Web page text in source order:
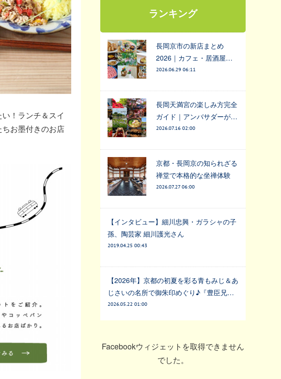
！ランチ＆スイ
お墨付きのお店
ランキング
長岡京市の新店まとめ
2026｜カフェ・居酒屋…
2026.06.29 06:11
長岡天満宮の楽しみ方完全
ガイド｜アンバサダーが…
2026.07.16 02:00
京都・長岡京の知られざる
禅堂で本格的な坐禅体験
2026.07.27 06:00
【インタビュー】細川忠興・ガラシャの子
孫、陶芸家 細川護光さん
2019.04.25 00:43
【2026年】京都の初夏を彩る青もみじ＆あ
じさいの名所で御朱印めぐり♪『豊臣兄…
2026.05.22 01:00
Facebookウィジェットを取得できません
でした。